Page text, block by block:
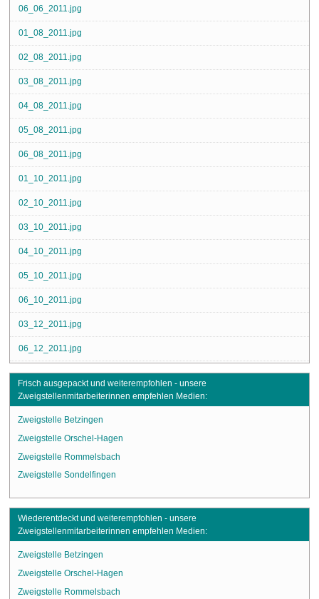
06_06_2011.jpg
01_08_2011.jpg
02_08_2011.jpg
03_08_2011.jpg
04_08_2011.jpg
05_08_2011.jpg
06_08_2011.jpg
01_10_2011.jpg
02_10_2011.jpg
03_10_2011.jpg
04_10_2011.jpg
05_10_2011.jpg
06_10_2011.jpg
03_12_2011.jpg
06_12_2011.jpg
Frisch ausgepackt und weiterempfohlen - unsere
Zweigstellenmitarbeiterinnen empfehlen Medien:
Zweigstelle Betzingen
Zweigstelle Orschel-Hagen
Zweigstelle Rommelsbach
Zweigstelle Sondelfingen
Wiederentdeckt und weiterempfohlen - unsere
Zweigstellenmitarbeiterinnen empfehlen Medien:
Zweigstelle Betzingen
Zweigstelle Orschel-Hagen
Zweigstelle Rommelsbach